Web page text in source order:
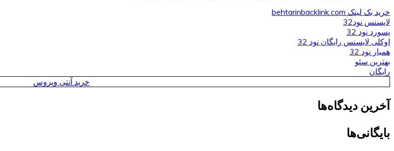
خرید بک لینک behtarinbacklink.com
لایسنس نود32
پسورد نود 32
اوکلی لایسنس رایگان نود 32
همیار نود 32
بهترین سئو
رایگان
خرید آنتی ویروس
آخرین دیدگاه‌ها
بایگانی‌ها